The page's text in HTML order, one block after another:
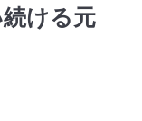
続ける元